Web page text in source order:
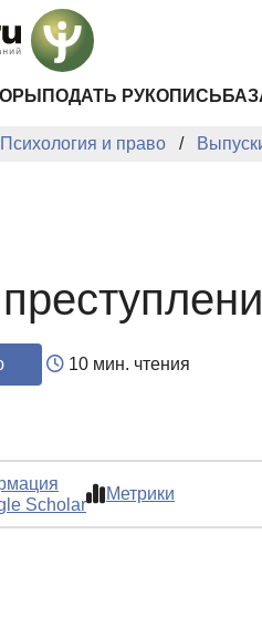
ПОДАТЬ РУКОПИСЬ
Психология и право
10 мин. чтения
Scholar
Метрики